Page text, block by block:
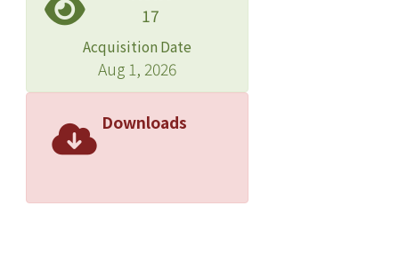
17
Acquisition Date
Aug 1, 2026
Downloads